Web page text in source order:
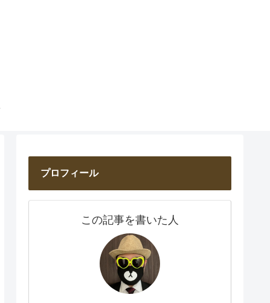
プロフィール
この記事を書いた人